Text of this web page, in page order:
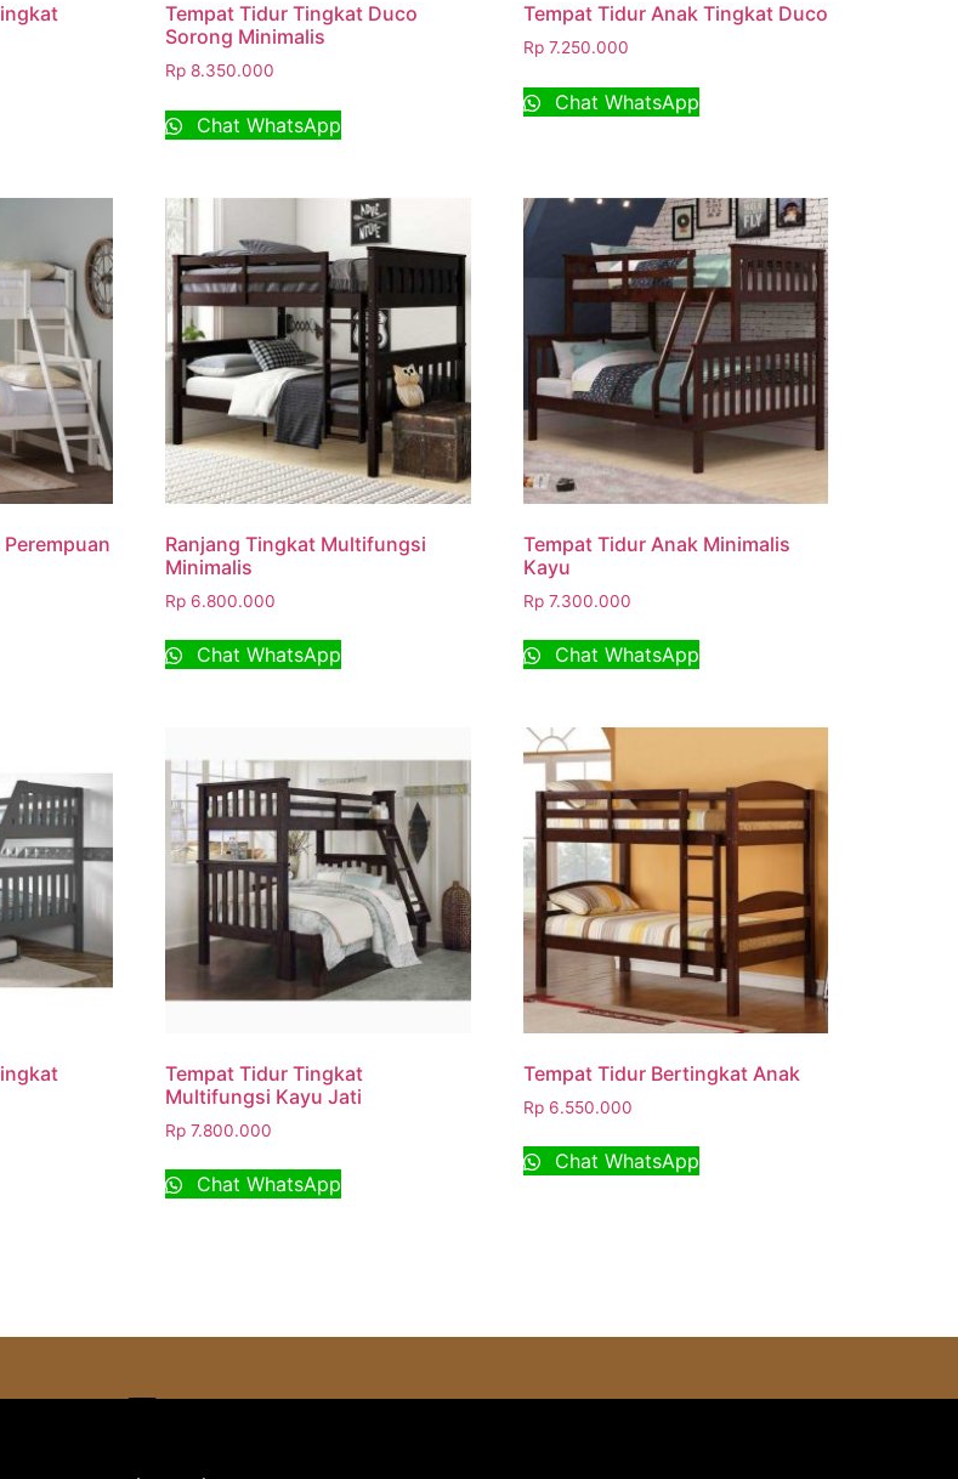
Tempat Tidur Tingkat Duco
Sorong Minimalis
Rp 8.350.000
Chat WhatsApp
Tempat Tidur Anak Tingkat Duco
Rp 7.250.000
Chat WhatsApp
Ranjang Tingkat Multifungsi
Minimalis
Rp 6.800.000
Chat WhatsApp
Tempat Tidur Anak Minimalis
Kayu
Rp 7.300.000
Chat WhatsApp
Tempat Tidur Tingkat
Multifungsi Kayu Jati
Rp 7.800.000
Chat WhatsApp
Tempat Tidur Bertingkat Anak
Rp 6.550.000
Chat WhatsApp